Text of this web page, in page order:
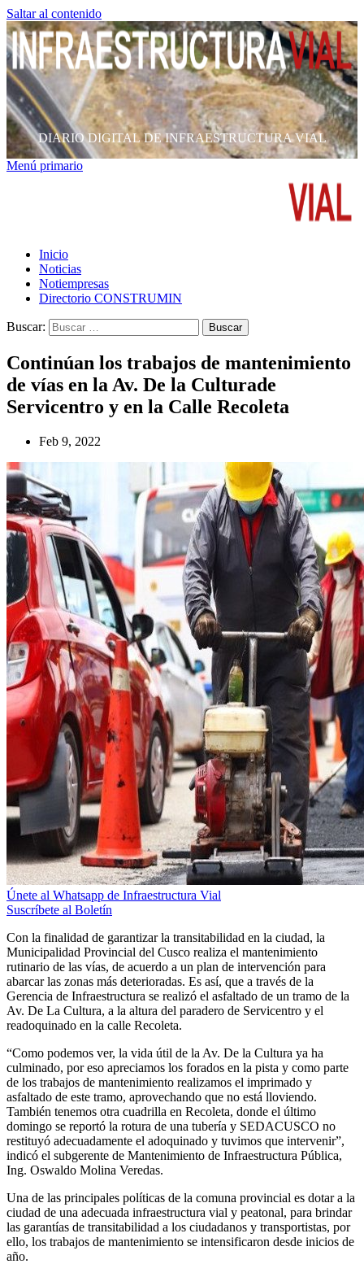
Saltar al contenido
DIARIO DIGITAL DE INFRAESTRUCTURA VIAL
Menú primario
Inicio
Noticias
Notiempresas
Directorio CONSTRUMIN
Buscar:
Continúan los trabajos de mantenimiento
de vías en la Av. De la Culturade
Servicentro y en la Calle Recoleta
Feb 9, 2022
Únete al Whatsapp de Infraestructura Vial
Suscríbete al Boletín
Con la finalidad de garantizar la transitabilidad en la ciudad, la
Municipalidad Provincial del Cusco realiza el mantenimiento
rutinario de las vías, de acuerdo a un plan de intervención para
abarcar las zonas más deterioradas. Es así, que a través de la
Gerencia de Infraestructura se realizó el asfaltado de un tramo de la
Av. De La Cultura, a la altura del paradero de Servicentro y el
readoquinado en la calle Recoleta.
“Como podemos ver, la vida útil de la Av. De la Cultura ya ha
culminado, por eso apreciamos los forados en la pista y como parte
de los trabajos de mantenimiento realizamos el imprimado y
asfaltado de este tramo, aprovechando que no está lloviendo.
También tenemos otra cuadrilla en Recoleta, donde el último
domingo se reportó la rotura de una tubería y SEDACUSCO no
restituyó adecuadamente el adoquinado y tuvimos que intervenir”,
indicó el subgerente de Mantenimiento de Infraestructura Pública,
Ing. Oswaldo Molina Veredas.
Una de las principales políticas de la comuna provincial es dotar a la
ciudad de una adecuada infraestructura vial y peatonal, para brindar
las garantías de transitabilidad a los ciudadanos y transportistas, por
ello, los trabajos de mantenimiento se intensificaron desde inicios de
año.